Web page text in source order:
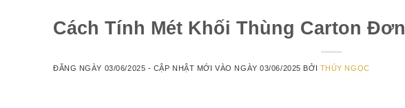
Cách Tính Mét Khối Thùng Carton
ĐĂNG NGÀY 03/06/2025 - CẬP NHẬT MỚI VÀO NGÀY03/06/2025 BỞI THÚY NGỌC